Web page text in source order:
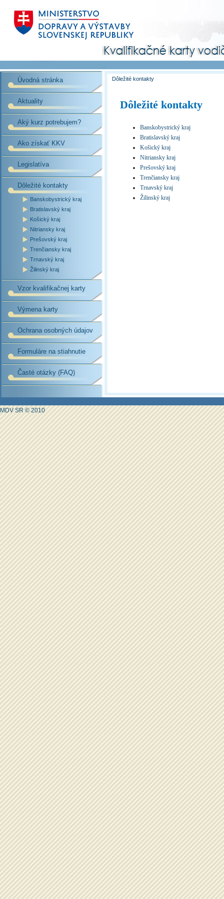
Úvodná stránka
Aktuality
Aký kurz potrebujem?
Ako získať KKV
Legislatíva
Dôležité kontakty
Banskobystrický kraj
Bratislavský kraj
Košický kraj
Nitriansky kraj
Prešovský kraj
Trenčiansky kraj
Trnavský kraj
Žilinský kraj
Vzor kvalifikačnej karty
Výmena karty
Ochrana osobných údajov
Formuláre na stiahnutie
Časté otázky (FAQ)
Dôležité kontakty
Dôležité kontakty
Banskobystrický kraj
Bratislavský kraj
Košický kraj
Nitriansky kraj
Prešovský kraj
Trenčiansky kraj
Trnavský kraj
Žilinský kraj
MDV SR © 2010